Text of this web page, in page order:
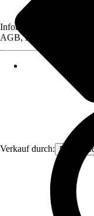
Verkauf durch: Frank
Informationen des
AGB, finden Sie bei